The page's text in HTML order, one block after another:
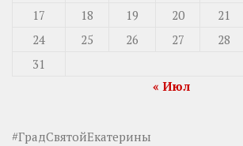
17
18 19 20 21
24
25 26 27 28
31
« Июл
#ГрадСвятойЕкатерины